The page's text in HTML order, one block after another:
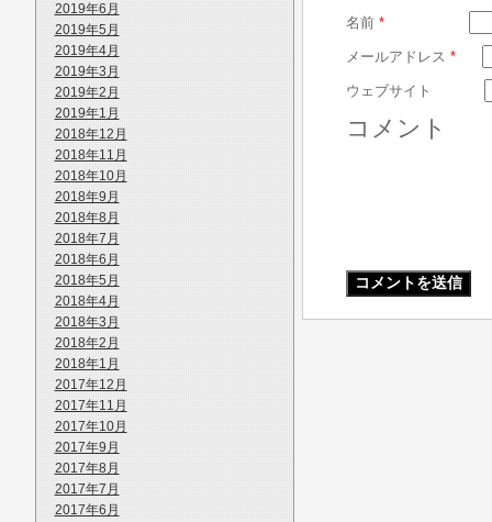
2019年6月
2019年5月
2019年4月
2019年3月
2019年2月
2019年1月
2018年12月
2018年11月
2018年10月
2018年9月
2018年8月
2018年7月
2018年6月
2018年5月
2018年4月
2018年3月
2018年2月
2018年1月
2017年12月
2017年11月
2017年10月
2017年9月
2017年8月
2017年7月
2017年6月
名前 *
メールアドレス *
ウェブサイト
コメント